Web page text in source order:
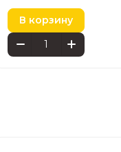
В корзину